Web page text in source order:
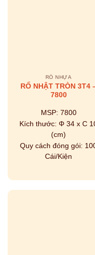
RỔ NHỰA
RỔ NHẬT TRÒN 3T4
7800
MSP: 7800
Kích thước: Φ 34 x C
(cm)
Quy cách đóng gói:
Cái/Kiện